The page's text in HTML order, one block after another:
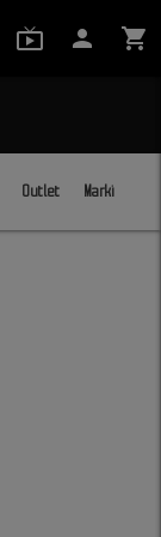
live_tv_24
person shopping_cart
Outlet Marki